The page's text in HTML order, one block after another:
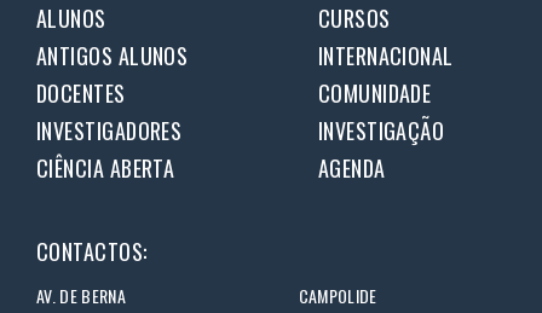
ALUNOS
CURSOS
ANTIGOS ALUNOS
INTERNACIONAL
DOCENTES
COMUNIDADE
INVESTIGADORES
INVESTIGAÇÃO
CIÊNCIA ABERTA
AGENDA
CONTACTOS:
AV. DE BERNA CAMPOLIDE